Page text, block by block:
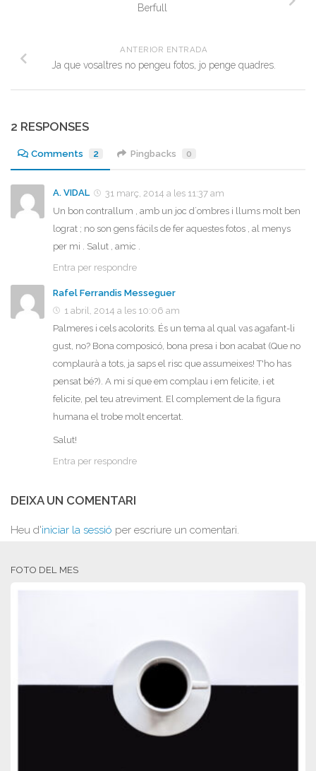
Berfull
ANTERIOR ENTRADA
Ja que vosaltres no pengeu fotos, jo penge quadres.
2 RESPONSES
Comments 2 Pingbacks 0
A. VIDAL
31 març, 2014 a les 11:37 am
Un bon contrallum , amb un joc d´ombres i llums molt ben
lograt ; no son gens fácils de fer aquestes fotos , al menys
per mi . Salut , amic .
Entra per respondre
Rafel Ferrandis Messeguer
1 abril, 2014 a les 10:06 am
Palmeres i cels acolorits. És un tema al qual vas agafant-li
gust, no? Bona composicó, bona presa i bon acabat (Que no
complaurà a tots, ja saps el risc que assumeixes! T'ho has
pensat bé?). A mi sí que em complau i em felicite, i et
felicite, pel teu atreviment. El complement de la figura
humana el trobe molt encertat.
Salut!
Entra per respondre
DEIXA UN COMENTARI
Heu d'iniciar la sessió per escriure un comentari.
FOTO DEL MES